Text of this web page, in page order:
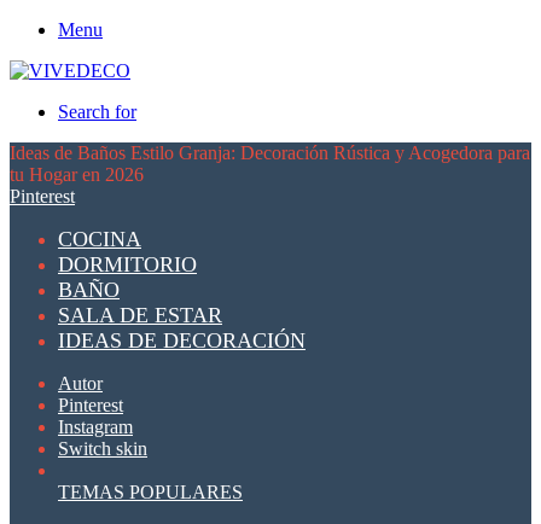
Menu
Search for
Ideas de Baños Estilo Granja: Decoración Rústica y Acogedora para
tu Hogar en 2026
Pinterest
COCINA
DORMITORIO
BAÑO
SALA DE ESTAR
IDEAS DE DECORACIÓN
Autor
Pinterest
Instagram
Switch skin
TEMAS POPULARES